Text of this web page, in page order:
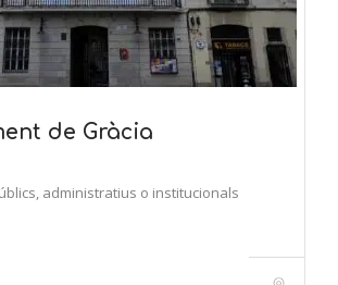
de Gràcia
administratius o institucionals